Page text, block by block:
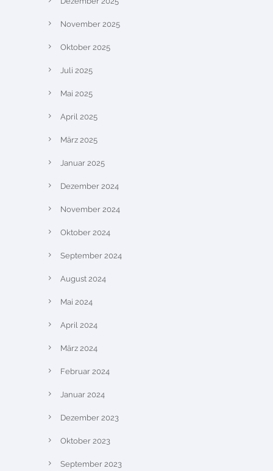
November 2025
Oktober 2025
Juli 2025
Mai 2025
April 2025
März 2025
Januar 2025
Dezember 2024
November 2024
Oktober 2024
September 2024
August 2024
Mai 2024
April 2024
März 2024
Februar 2024
Januar 2024
Dezember 2023
Oktober 2023
September 2023